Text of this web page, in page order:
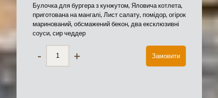
Булочка для бургера з кунжутом, Яловича котлета,
приготована на мангалі, Лист салату, помідор, огірок
маринований, обсмажений бекон, два ексклюзивні
соуси, сир чеддер
- + Замовити